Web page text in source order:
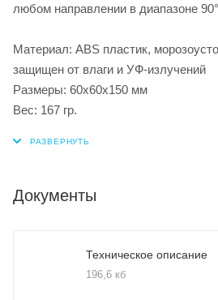
любом направлении в диапазоне
Материал: ABS пластик,
защищен от влаги и УФ-излучений
Размеры: 60x60x150 мм
Вес: 167 гр.
Документы
Техническое описание
196,6 кб